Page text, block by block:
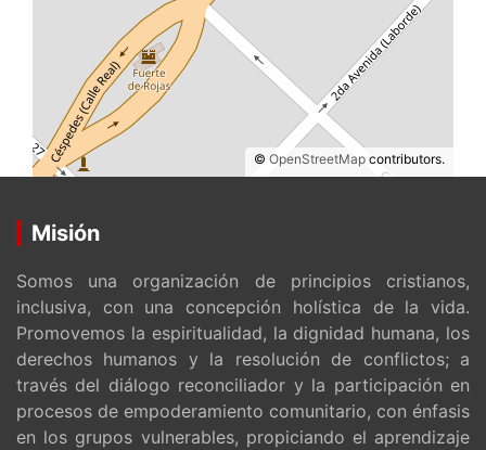
© OpenStreetMap contributors.
Misión
Somos una organización de principios cristianos,
inclusiva, con una concepción holística de la vida.
Promovemos la espiritualidad, la dignidad humana, los
derechos humanos y la resolución de conflictos; a
través del diálogo reconciliador y la participación en
procesos de empoderamiento comunitario, con énfasis
en los grupos vulnerables, propiciando el aprendizaje